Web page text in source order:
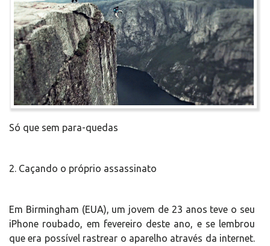
Só que sem para-quedas
2. Caçando o próprio assassinato
Em Birmingham (EUA), um jovem de 23 anos teve o seu
iPhone roubado, em fevereiro deste ano, e se lembrou
que era possível rastrear o aparelho através da internet.